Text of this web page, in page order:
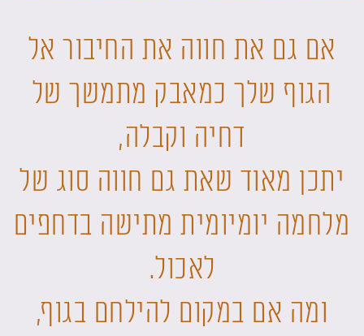
אם גם את חווה את החיבור אל
הגוף שלך כמאבק מתמשך של
דחיה וקבלה,
יתכן מאוד שאת גם חווה סוג של
מלחמה יומיומית מתישה בדחפים
לאכול.
ומה אם במקום להילחם בגוף,